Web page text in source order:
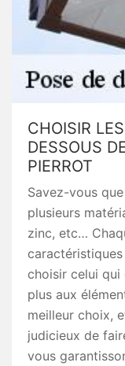
CHOISIR
DESSOUS
PIERROT
Savez-vous
plusieurs
zinc, etc…
choisir celui
plus aux
meilleur choix,
judicieux de
vous